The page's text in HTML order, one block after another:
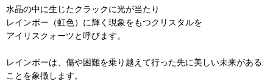
水晶の中に生じたクラックに光が当たり
レインボー（虹色）に輝く現象をもつクリスタルを
アイリスクォーツと呼びます。
レインボーは、傷や困難を乗り越えて行った先に美しい未来がある
ことを象徴します。